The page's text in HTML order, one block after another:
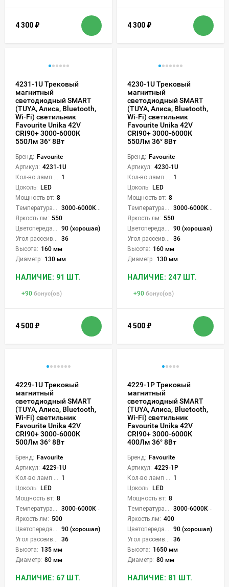
4 300 ₽ 4 300 ₽
4231-1U Трековый
магнитный
светодиодный SMART
(TUYA, Алиса, Bluetooth,
Wi-Fi) светильник
Favourite Unika 42V
CRI90+ 3000-6000К
550Лм 36° 8Вт
Бренд: Favourite
Артикул: 4231-1U
1
Цоколь: LED
Мощность вт: 8
3000-6000K (плавная рег.)
Яркость лм: 550
90 (хорошая)
36
Высота: 160 мм
Диаметр: 130 мм
НАЛИЧИЕ: 91 ШТ.
+90 бонус(ов)
4 500 ₽
4230-1U Трековый
магнитный
светодиодный SMART
(TUYA, Алиса, Bluetooth,
Wi-Fi) светильник
Favourite Unika 42V
CRI90+ 3000-6000К
550Лм 36° 8Вт
Бренд: Favourite
Артикул: 4230-1U
1
Цоколь: LED
Мощность вт: 8
3000-6000K (плавная рег.)
Яркость лм: 550
90 (хорошая)
36
Высота: 160 мм
Диаметр: 130 мм
НАЛИЧИЕ: 247 ШТ.
+90 бонус(ов)
4 500 ₽
4229-1U Трековый
магнитный
светодиодный SMART
(TUYA, Алиса, Bluetooth,
Wi-Fi) светильник
Favourite Unika 42V
CRI90+ 3000-6000К
500Лм 36° 8Вт
Бренд: Favourite
Артикул: 4229-1U
1
Цоколь: LED
Мощность вт: 8
3000-6000K (плавная рег.)
Яркость лм: 500
90 (хорошая)
36
Высота: 135 мм
Диаметр: 80 мм
НАЛИЧИЕ: 67 ШТ.
4229-1P Трековый
магнитный
светодиодный SMART
(TUYA, Алиса, Bluetooth,
Wi-Fi) светильник
Favourite Unika 42V
CRI90+ 3000-6000К
400Лм 36° 8Вт
Бренд: Favourite
Артикул: 4229-1P
1
Цоколь: LED
Мощность вт: 8
3000-6000K (плавная рег.)
Яркость лм: 400
90 (хорошая)
36
Высота: 1650 мм
Диаметр: 80 мм
НАЛИЧИЕ: 81 ШТ.